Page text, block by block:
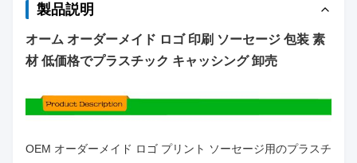
製品説明
オーム オーダーメイド ロゴ 印刷 ソーセージ 包装 素
材 低価格でプラスチック キャッシング 卸売
OEM オーダーメイド ロゴ プリント ソーセージ用のプラスチ